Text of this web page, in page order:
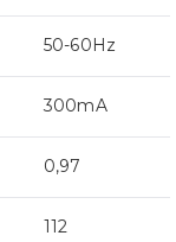
50-60Hz
300mA
0,97
112